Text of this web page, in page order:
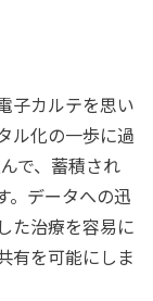
子カルテを思い
ル化の一歩に過
で、蓄積され
。データへの迅
た治療を容易に
有を可能にしま